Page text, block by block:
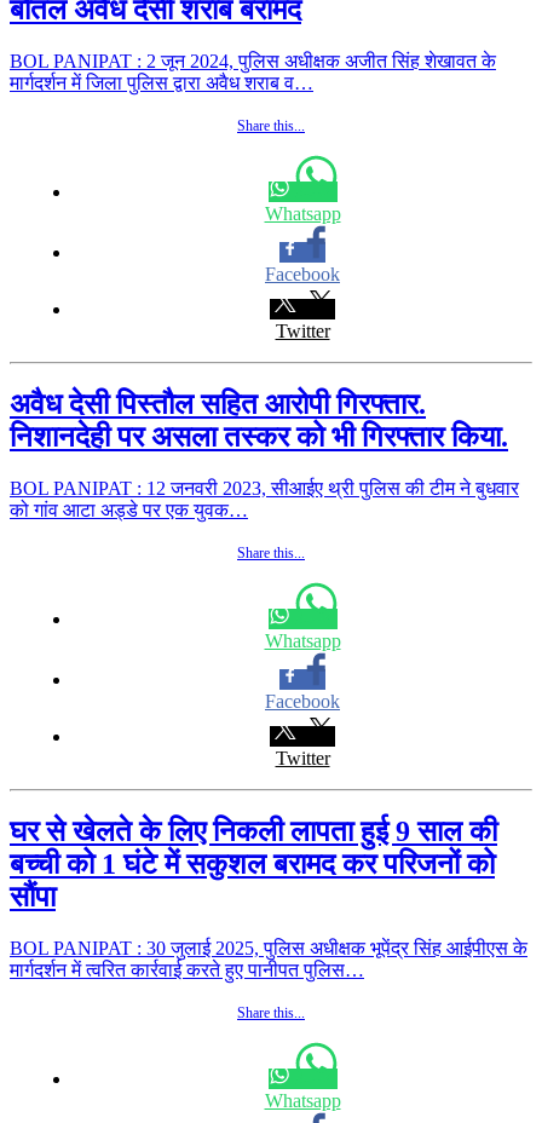
बोतल अवैध देसी शराब बरामद
BOL PANIPAT : 2 जून 2024, पुलिस अधीक्षक अजीत सिंह शेखावत के
मार्गदर्शन में जिला पुलिस द्वारा अवैध शराब व…
Share this...
Whatsapp
Facebook
Twitter
अवैध देसी पिस्तौल सहित आरोपी गिरफ्तार.
निशानदेही पर असला तस्कर को भी गिरफ्तार किया.
BOL PANIPAT : 12 जनवरी 2023, सीआईए थ्री पुलिस की टीम ने बुधवार
को गांव आटा अड्डे पर एक युवक…
Share this...
Whatsapp
Facebook
Twitter
घर से खेलते के लिए निकली लापता हुई 9 साल की
बच्ची को 1 घंटे में सकुशल बरामद कर परिजनों को
सौंपा
BOL PANIPAT : 30 जुलाई 2025, पुलिस अधीक्षक भूपेंद्र सिंह आईपीएस के
मार्गदर्शन में त्वरित कार्रवाई करते हुए पानीपत पुलिस…
Share this...
Whatsapp